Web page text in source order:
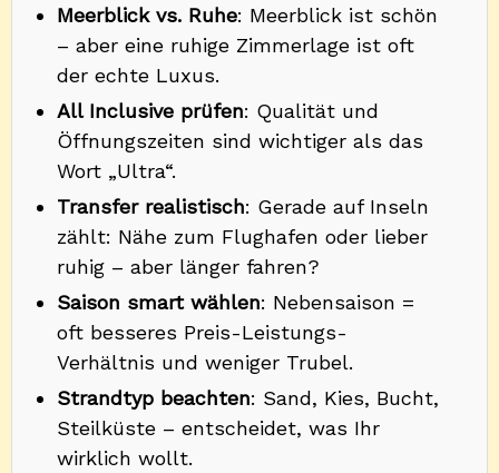
Meerblick vs. Ruhe: Meerblick ist schön
– aber eine ruhige Zimmerlage ist oft
der echte Luxus.
All Inclusive prüfen: Qualität und
Öffnungszeiten sind wichtiger als das
Wort „Ultra“.
Transfer realistisch: Gerade auf Inseln
zählt: Nähe zum Flughafen oder lieber
ruhig – aber länger fahren?
Saison smart wählen: Nebensaison =
oft besseres Preis-Leistungs-
Verhältnis und weniger Trubel.
Strandtyp beachten: Sand, Kies, Bucht,
Steilküste – entscheidet, was Ihr
wirklich wollt.